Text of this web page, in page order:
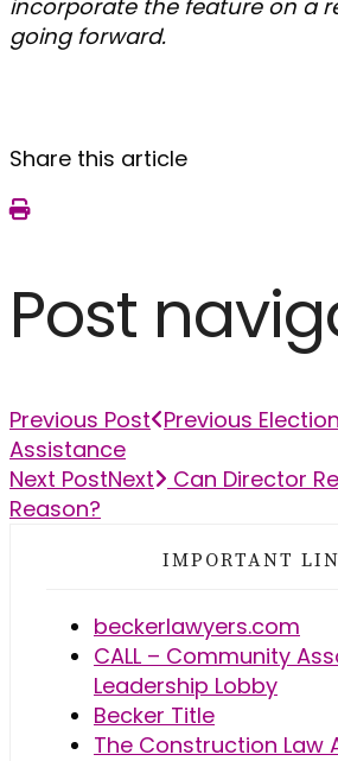
incorporate the feature on a
going forward.
Share this article
Post
Previous Post Previous
Assistance
Next PostNext
Can Director
Reason?
IMPORTANT
beckerlawyers.com
CALL – Community
Leadership Lobby
Becker Title
The Construction Law